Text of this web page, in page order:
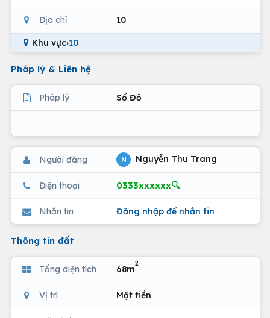
Địa chỉ 10
Khu vực›10
Pháp lý & Liên hệ
Pháp lý Sổ Đỏ
Người đăng N Nguyễn Thu Trang
Điện thoại 0333xxxxxx🔍
Nhắn tin Đăng nhập để nhắn tin
Thông tin đất
Tổng diện tích 68m
2
Vị trí Mặt tiền